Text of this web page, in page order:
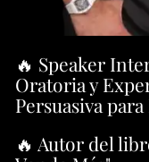
🔥 Speaker
Oratoria y
Persuasiva
🔥 Autor del